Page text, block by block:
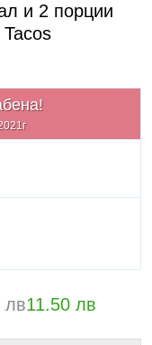
и 2 порции
лв11.50 лв